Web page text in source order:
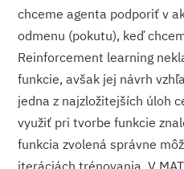
chceme agenta podporiť v
odmenu (pokutu), keď
Reinforcement learning
funkcie, avšak jej návrh
jedna z najzložitejších úloh
využiť pri tvorbe funkcie
funkcia zvolená správne